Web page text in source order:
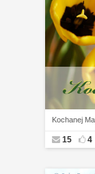
Kochanej
15 4